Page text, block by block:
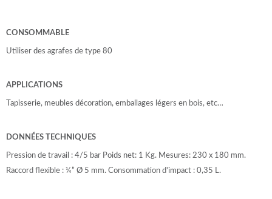
CONSOMMABLE
Utiliser des agrafes de type 80
APPLICATIONS
Tapisserie, meubles décoration, emballages légers en bois, etc…
DONNÉES TECHNIQUES
Pression de travail : 4/5 bar Poids net: 1 Kg. Mesures: 230 x 180 mm.
Raccord flexible : ¼” Ø 5 mm. Consommation d'impact : 0,35 L.